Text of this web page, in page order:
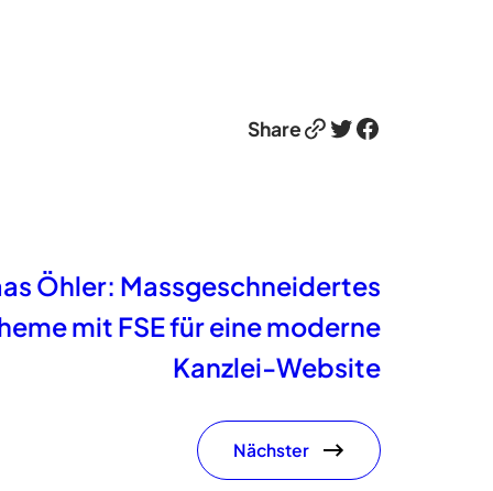
ShareLink Twitter Facebook
Öhler: Massgeschneidertes
mit FSE für eine moderne
Kanzlei-Website
Nächster